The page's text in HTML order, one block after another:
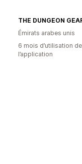
THE DUNGEON
Émirats arabes unis
6 mois d’utilisation de
l’application